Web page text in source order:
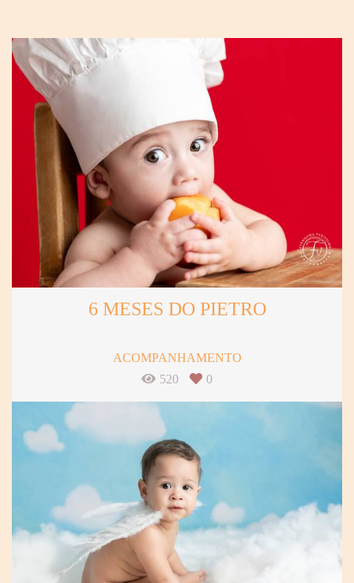
6 MESES DO PIETRO
ACOMPANHAMENTO
520
0